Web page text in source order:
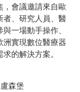
，會議邀請來自歐
者、研究人員、醫
一場動手操作、
洲實現數位醫療器
的解決方案。
森堡